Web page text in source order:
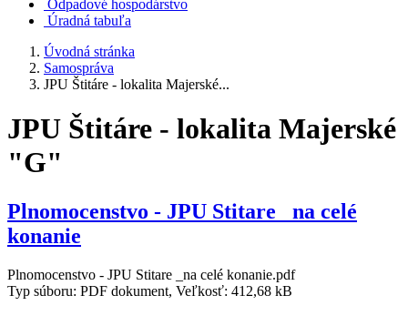
Odpadové hospodárstvo
Úradná tabuľa
Úvodná stránka
Samospráva
JPU Štitáre - lokalita Majerské...
JPU Štitáre - lokalita Majerské
"G"
Plnomocenstvo - JPU Stitare _na celé
konanie
Plnomocenstvo - JPU Stitare _na celé konanie.pdf
Typ súboru: PDF dokument, Veľkosť: 412,68 kB